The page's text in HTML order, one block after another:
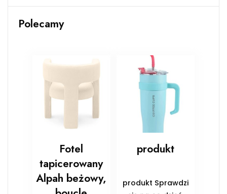
Polecamy
Fotel
tapicerowany
Alpah beżowy,
produkt
produkt Sprawdzi